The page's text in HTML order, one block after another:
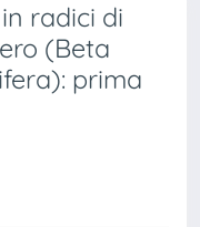
radici di
(Beta
prima